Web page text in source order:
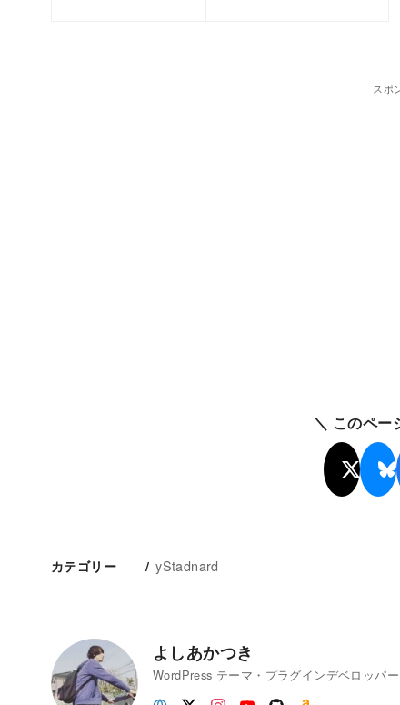
スポ
＼ このペ
カテゴリー yStadnard
よしあかつき
WordPress テーマ・プラグインデベロッパー